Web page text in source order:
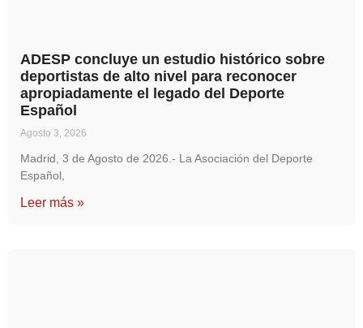
ADESP concluye un estudio histórico sobre
deportistas de alto nivel para reconocer
apropiadamente el legado del Deporte
Español
Agosto 3, 2026
Madrid, 3 de Agosto de 2026.- La Asociación del Deporte
Español,
Leer más »